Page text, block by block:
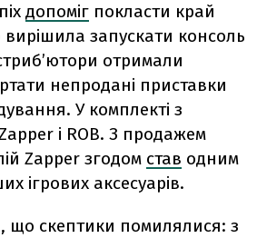
допоміг покласти край
вирішила запускати консоль
отримали
непродані приставки
У комплекті з
і ROB. З продажем
Zapper згодом став одним
ігрових аксесуарів.
що скептики помилялися: з